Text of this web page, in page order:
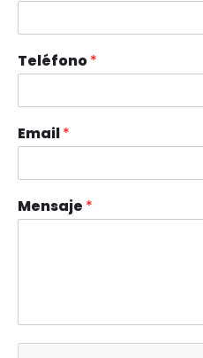
Teléfono*
Email*
Mensaje *